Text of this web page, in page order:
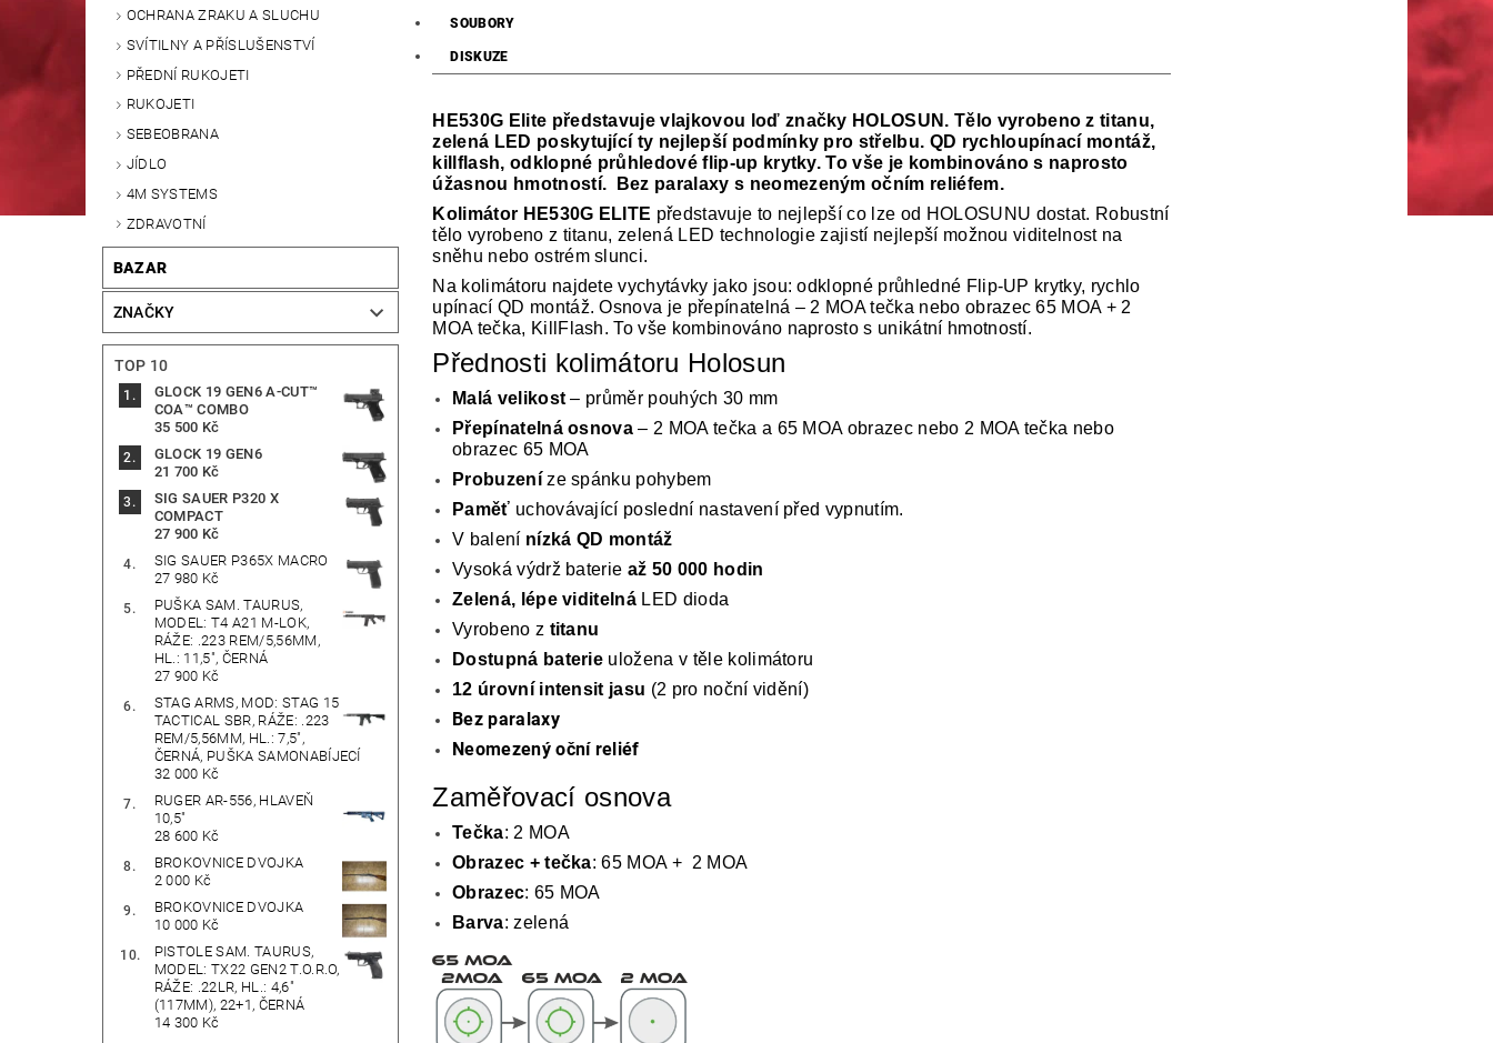
OCHRANA ZRAKU A SLUCHU
SVÍTILNY A PŘÍSLUŠENSTVÍ
PŘEDNÍ RUKOJETI
RUKOJETI
SEBEOBRANA
JÍDLO
4M SYSTEMS
ZDRAVOTNÍ
BAZAR
ZNAČKY
TOP 10
GLOCK 19 GEN6 A-CUT™
COA™ COMBO
35 500 Kč
GLOCK 19 GEN6
21 700 Kč
SIG SAUER P320 X
COMPACT
27 900 Kč
SIG SAUER P365X MACRO
27 980 Kč
PUŠKA SAM. TAURUS,
MODEL: T4 A21 M-LOK,
RÁŽE: .223 REM/5,56MM,
HL.: 11,5", ČERNÁ
27 900 Kč
STAG ARMS, MOD: STAG 15
TACTICAL SBR, RÁŽE: .223
REM/5,56MM, HL.: 7,5",
ČERNÁ, PUŠKA SAMONABÍJECÍ
32 000 Kč
RUGER AR-556, HLAVEŇ
10,5"
28 600 Kč
BROKOVNICE DVOJKA
2 000 Kč
BROKOVNICE DVOJKA
10 000 Kč
PISTOLE SAM. TAURUS,
MODEL: TX22 GEN2 T.O.R.O,
RÁŽE: .22LR, HL.: 4,6"
(117MM), 22+1, ČERNÁ
14 300 Kč
SOUBORY
DISKUZE
HE530G Elite představuje vlajkovou loď značky HOLOSUN. Tělo vyrobeno z titanu,
zelená LED poskytující ty nejlepší podmínky pro střelbu. QD rychloupínací montáž,
killflash, odklopné průhledové flip-up krytky. To vše je kombinováno s naprosto
úžasnou hmotností. Bez paralaxy s neomezeným očním reliéfem.
Kolimátor HE530G ELITE představuje to nejlepší co lze od HOLOSUNU dostat. Robustní
tělo vyrobeno z titanu, zelená LED technologie zajistí nejlepší možnou viditelnost na
sněhu nebo ostrém slunci.
Na kolimátoru najdete vychytávky jako jsou: odklopné průhledné Flip-UP krytky, rychlo
upínací QD montáž. Osnova je přepínatelná – 2 MOA tečka nebo obrazec 65 MOA + 2
MOA tečka, KillFlash. To vše kombinováno naprosto s unikátní hmotností.
Přednosti kolimátoru Holosun
Malá velikost – průměr pouhých 30 mm
Přepínatelná osnova – 2 MOA tečka a 65 MOA obrazec nebo 2 MOA tečka nebo
obrazec 65 MOA
Probuzeníze spánku pohybem
Paměť uchovávající poslední nastavení před vypnutím.
V balení nízká QD montáž
Vysoká výdrž baterie až 50 000 hodin
Zelená, lépe viditelná LED dioda
Vyrobeno z titanu
Dostupná baterie uložena v těle kolimátoru
12 úrovní intensit jasu (2 pro noční vidění)
Bez paralaxy
Neomezený oční reliéf
Zaměřovací osnova
Tečka: 2 MOA
Obrazec + tečka: 65 MOA + 2 MOA
Obrazec: 65 MOA
Barva: zelená